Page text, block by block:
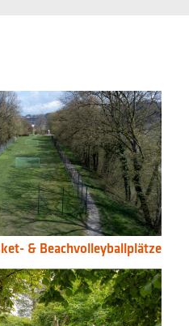
& Beachvolleyballplätze